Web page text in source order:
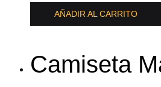
AÑADIR AL CARRITO
Camiseta